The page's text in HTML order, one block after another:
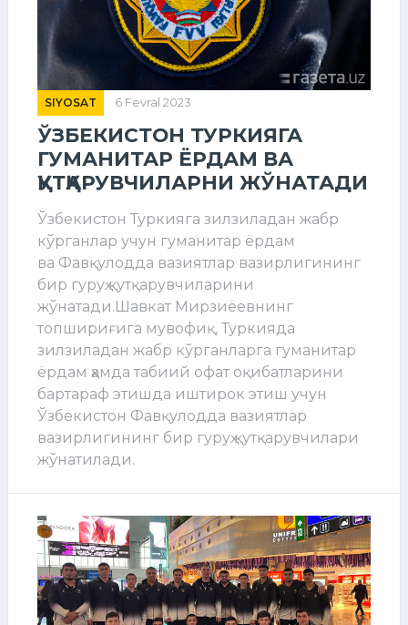
SIYOSAT 6 Fevral 2023
ЎЗБЕКИСТОН ТУРКИЯГА
ГУМАНИТАР ЁРДАМ ВА
ҚУТҚАРУВЧИЛАРНИ ЖЎНАТАДИ
Ўзбекистон Туркияга зилзиладан жабр
кўрганлар учун гуманитар ёрдам
ва Фавқулодда вазиятлар вазирлигининг
бир гуруҳ қутқарувчиларини
жўнатади.Шавкат Мирзиёевнинг
топшириғига мувофиқ, Туркияда
зилзиладан жабр кўрганларга гуманитар
ёрдам ҳамда табиий офат оқибатларини
бартараф этишда иштирок этиш учун
Ўзбекистон Фавқулодда вазиятлар
вазирлигининг бир гуруҳ қутқарувчилари
жўнатилади.